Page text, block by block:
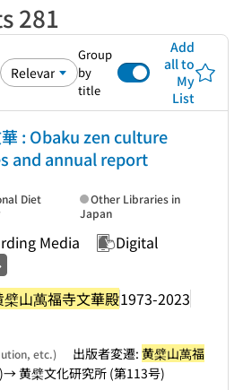
281
Group
by
title
Add
all to
My
List
: Obaku zen culture
and annual report
Media Digital
檗山萬福寺文華殿1973-2023
Diet
Other Libraries in
Japan
etc.) 出版者変遷: 黄檗山萬福
黄檗文化研究所 (第113号)